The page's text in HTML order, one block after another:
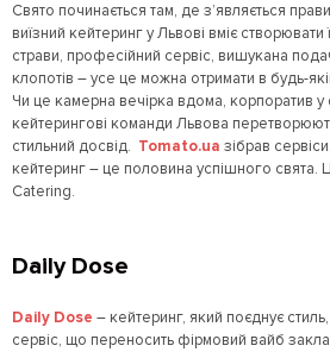
Свято починається там, де з’являється
виїзний кейтеринг у Львові вміє
страви, професійний сервіс, вишукана
клопотів – усе це можна отримати в будь-
Чи це камерна вечірка вдома, корпоратив у
кейтерингові команди Львова
стильний досвід. Tomato.ua зібрав
кейтеринг – це половина успішного свята.
Catering.
Daily Dose
Daily Dose – кейтеринг, який поєднує
сервіс, що переносить фірмовий вайб